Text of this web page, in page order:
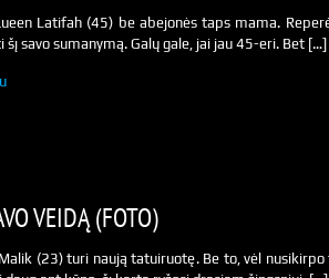
Latifah (45) be abejonės taps mama.
šį savo sumanymą. Galų gale, jai jau 45-eri. Bet […]
VEIDĄ (FOTO)
(23) turi naują tatuiruotę. Be to, vėl